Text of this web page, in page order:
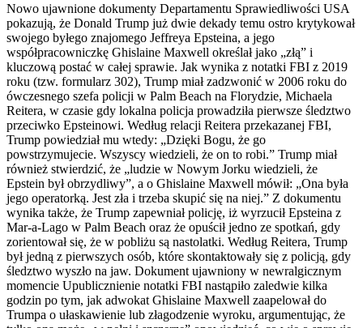
Nowo ujawnione dokumenty Departamentu Sprawiedliwości USA
pokazują, że Donald Trump już dwie dekady temu ostro krytykował
swojego byłego znajomego Jeffreya Epsteina, a jego
współpracowniczkę Ghislaine Maxwell określał jako „złą” i
kluczową postać w całej sprawie. Jak wynika z notatki FBI z 2019
roku (tzw. formularz 302), Trump miał zadzwonić w 2006 roku do
ówczesnego szefa policji w Palm Beach na Florydzie, Michaela
Reitera, w czasie gdy lokalna policja prowadziła pierwsze śledztwo
przeciwko Epsteinowi. Według relacji Reitera przekazanej FBI,
Trump powiedział mu wtedy: „Dzięki Bogu, że go
powstrzymujecie. Wszyscy wiedzieli, że on to robi.” Trump miał
również stwierdzić, że „ludzie w Nowym Jorku wiedzieli, że
Epstein był obrzydliwy”, a o Ghislaine Maxwell mówił: „Ona była
jego operatorką. Jest zła i trzeba skupić się na niej.” Z dokumentu
wynika także, że Trump zapewniał policję, iż wyrzucił Epsteina z
Mar-a-Lago w Palm Beach oraz że opuścił jedno ze spotkań, gdy
zorientował się, że w pobliżu są nastolatki. Według Reitera, Trump
był jedną z pierwszych osób, które skontaktowały się z policją, gdy
śledztwo wyszło na jaw. Dokument ujawniony w newralgicznym
momencie Upublicznienie notatki FBI nastąpiło zaledwie kilka
godzin po tym, jak adwokat Ghislaine Maxwell zaapelował do
Trumpa o ułaskawienie lub złagodzenie wyroku, argumentując, że